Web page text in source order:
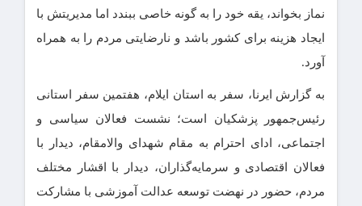
نماز بخواند، یقه خود را به گونه خاصی ببندد اما مدیریتش با
ایجاد هزینه برای کشور باشد و نارضایتی مردم را به همراه
آورد.
به گزارش ایرنا، سفر به استان ایلام، هفتمین سفر استانی
رئیس‌جمهور پزشکیان است؛ نشست فعالان سیاسی و
اجتماعی، ادای احترام به مقام شهدای والامقام، دیدار با
فعالان اقتصادی و سرمایه‌گذاران، دیدار با اقشار مختلف
مردم، حضور در نهضت توسعه عدالت آموزشی با مشارکت